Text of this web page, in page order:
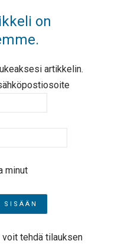
on
artikkelin.
minut
tehdä tilauksen